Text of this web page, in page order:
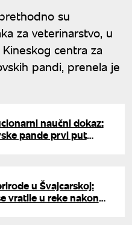
su
za veterinarstvo, u
centra za
pandi, prenela je
naučni dokaz:
pande prvi put
u Švajcarskoj:
vratile u reke nakon